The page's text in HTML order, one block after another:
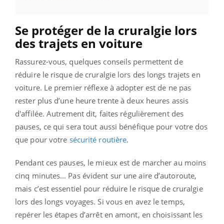
Se protéger de la cruralgie lors
des trajets en voiture
Rassurez-vous, quelques conseils permettent de
réduire le risque de cruralgie lors des longs trajets en
voiture. Le premier réflexe à adopter est de ne pas
rester plus d’une heure trente à deux heures assis
d'affilée. Autrement dit, faites régulièrement des
pauses, ce qui sera tout aussi bénéfique pour votre dos
que pour votre sécurité routière.
Pendant ces pauses, le mieux est de marcher au moins
cinq minutes… Pas évident sur une aire d’autoroute,
mais c’est essentiel pour réduire le risque de cruralgie
lors des longs voyages. Si vous en avez le temps,
repérer les étapes d’arrêt en amont, en choisissant les